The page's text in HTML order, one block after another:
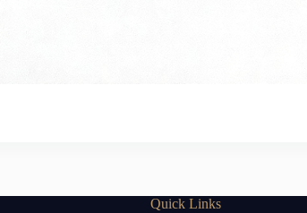
Quick Links